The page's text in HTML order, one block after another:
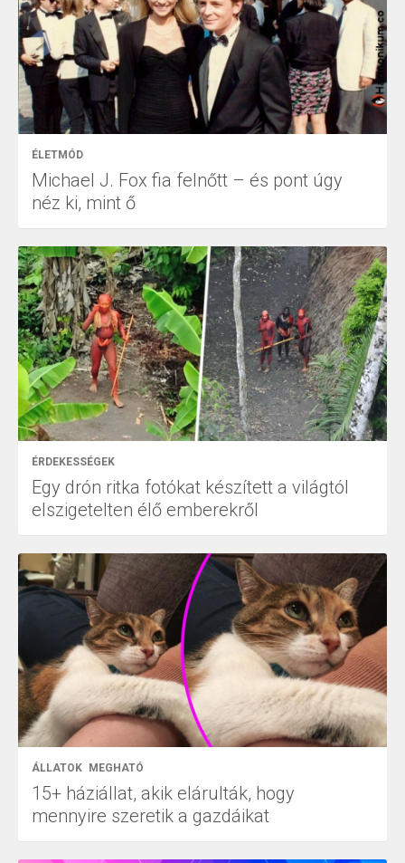
ÉLETMÓD
Michael J. Fox fia felnőtt – és pont úgy
néz ki, mint ő
ÉRDEKESSÉGEK
Egy drón ritka fotókat készített a világtól
elszigetelten élő emberekről
ÁLLATOK MEGHATÓ
15+ háziállat, akik elárulták, hogy
mennyire szeretik a gazdáikat